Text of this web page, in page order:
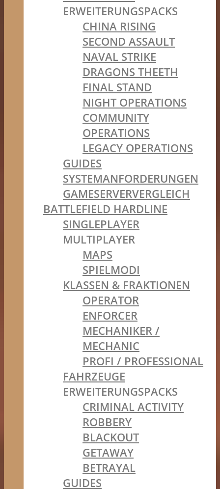
ERWEITERUNGSPACKS
CHINA RISING
SECOND ASSAULT
NAVAL STRIKE
DRAGONS THEETH
FINAL STAND
NIGHT OPERATIONS
COMMUNITY
OPERATIONS
LEGACY OPERATIONS
GUIDES
SYSTEMANFORDERUNGEN
GAMESERVERVERGLEICH
BATTLEFIELD HARDLINE
SINGLEPLAYER
MULTIPLAYER
MAPS
SPIELMODI
KLASSEN & FRAKTIONEN
OPERATOR
ENFORCER
MECHANIKER /
MECHANIC
PROFI / PROFESSIONAL
FAHRZEUGE
ERWEITERUNGSPACKS
CRIMINAL ACTIVITY
ROBBERY
BLACKOUT
GETAWAY
BETRAYAL
GUIDES